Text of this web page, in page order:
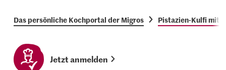
Das persönliche Kochportal der Migros Pistazien-Kulfi mit
Jetzt anmelden